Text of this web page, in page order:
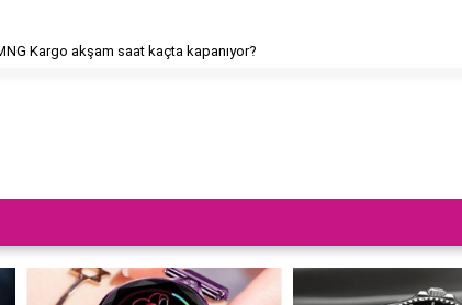
Kargo akşam saat kaçta kapanıyor?